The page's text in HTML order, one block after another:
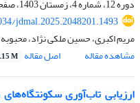
دوره 12، شماره 4، زمستان 1403، صفحه
jdmal.2025.2048201.1493
مریم اکبری، حسین ملکی نژاد،
مشاهده مقاله
اصل مقاله M
ارزیابی تاب‌آوری